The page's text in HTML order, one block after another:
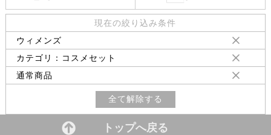
現在の絞り込み条件
ウィメンズ
カテゴリ：コスメセット
通常商品
全て解除する
トップへ戻る